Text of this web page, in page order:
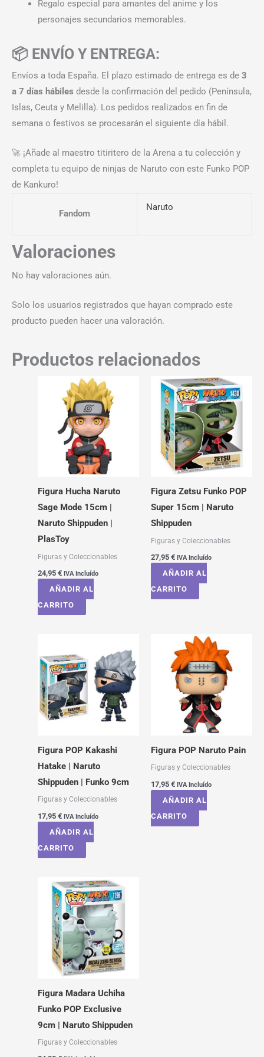
Regalo especial para amantes del anime y los
personajes secundarios memorables.
📦 ENVÍO Y ENTREGA:
Envíos a toda España. El plazo estimado de entrega es de 3
a 7 días hábiles desde la confirmación del pedido (Península,
Islas, Ceuta y Melilla). Los pedidos realizados en fin de
semana o festivos se procesarán el siguiente día hábil.
🚀 ¡Añade al maestro titiritero de la Arena a tu colección y
completa tu equipo de ninjas de Naruto con este Funko POP
de Kankuro!
Fandom
Naruto
Valoraciones
No hay valoraciones aún.
Solo los usuarios registrados que hayan comprado este
producto pueden hacer una valoración.
Productos relacionados
Figura Hucha Naruto
Sage Mode 15cm |
Naruto Shippuden |
PlasToy
Figuras y Coleccionables
24,95 € IVA Incluído
AÑADIR AL
CARRITO
Figura Zetsu Funko POP
Super 15cm | Naruto
Shippuden
Figuras y Coleccionables
27,95 € IVA Incluído
AÑADIR AL
CARRITO
Figura POP Kakashi
Hatake | Naruto
Shippuden | Funko 9cm
Figuras y Coleccionables
17,95 € IVA Incluído
AÑADIR AL
CARRITO
Figura POP Naruto Pain
Figuras y Coleccionables
17,95 € IVA Incluído
AÑADIR AL
CARRITO
Figura Madara Uchiha
Funko POP Exclusive
9cm | Naruto Shippuden
Figuras y Coleccionables